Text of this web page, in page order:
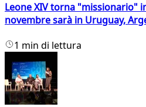
Leone XIV torna "missionario"
novembre sarà in Uruguay,
1 min di lettura